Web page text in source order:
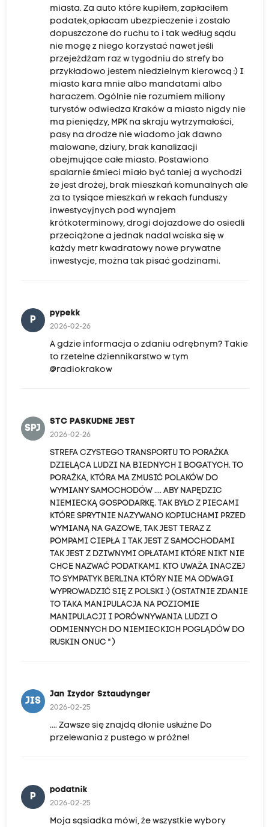
miasta. Za auto które kupiłem, zapłaciłem
podatek,opłacam ubezpieczenie i zostało
dopuszczone do ruchu to i tak według sądu
nie mogę z niego korzystać nawet jeśli
przejeżdżam raz w tygodniu do strefy bo
przykładowo jestem niedzielnym kierowcą :) I
miasto kara mnie albo mandatami albo
haraczem. Ogólnie nie rozumiem miliony
turystów odwiedza Kraków a miasto nigdy nie
ma pieniędzy, MPK na skraju wytrzymałości,
pasy na drodze nie wiadomo jak dawno
malowane, dziury, brak kanalizacji
obejmujące całe miasto. Postawiono
spalarnie śmieci miało być taniej a wychodzi
że jest drożej, brak mieszkań komunalnych ale
za to tysiące mieszkań w rekach funduszy
inwestycyjnych pod wynajem
krótkoterminowy, drogi dojazdowe do osiedli
przeciążone a jednak nadal wciska się w
każdy metr kwadratowy nowe prywatne
inwestycje, można tak pisać godzinami.
P
pypekk
2026-02-26
A gdzie informacja o zdaniu odrębnym? Takie
to rzetelne dziennikarstwo w tym
@radiokrakow
SPJ
STC PASKUDNE JEST
2026-02-26
STREFA CZYSTEGO TRANSPORTU TO PORAŻKA
DZIELĄCA LUDZI NA BIEDNYCH I BOGATYCH. TO
PORAŻKA, KTÓRA MA ZMUSIĆ POLAKÓW DO
WYMIANY SAMOCHODÓW .... ABY NAPĘDZIC
NIEMIECKĄ GOSPODARKĘ. TAK BYŁO Z PIECAMI
KTÓRE SPRYTNIE NAZYWANO KOPIUCHAMI PRZED
WYMIANĄ NA GAZOWE, TAK JEST TERAZ Z
POMPAMI CIEPŁA I TAK JEST Z SAMOCHODAMI
TAK JEST Z DZIWNYMI OPŁATAMI KTÓRE NIKT NIE
CHCE NAZWAĆ PODATKAMI. KTO UWAŻA INACZEJ
TO SYMPATYK BERLINA KTÓRY NIE MA ODWAGI
WYPROWADZIĆ SIĘ Z POLSKI :) (OSTATNIE ZDANIE
TO TAKA MANIPULACJA NA POZIOMIE
MANIPULACJI I PORÓWNYWANIA LUDZI O
ODMIENNYCH DO NIEMIECKICH POGLĄDÓW DO
RUSKIN ONUC " )
JIS
Jan Izydor Sztaudynger
2026-02-25
.... Zawsze się znajdą dłonie usłużne Do
przelewania z pustego w próżne!
P
podatnik
2026-02-25
Moja sąsiadka mówi, że wszystkie wybory